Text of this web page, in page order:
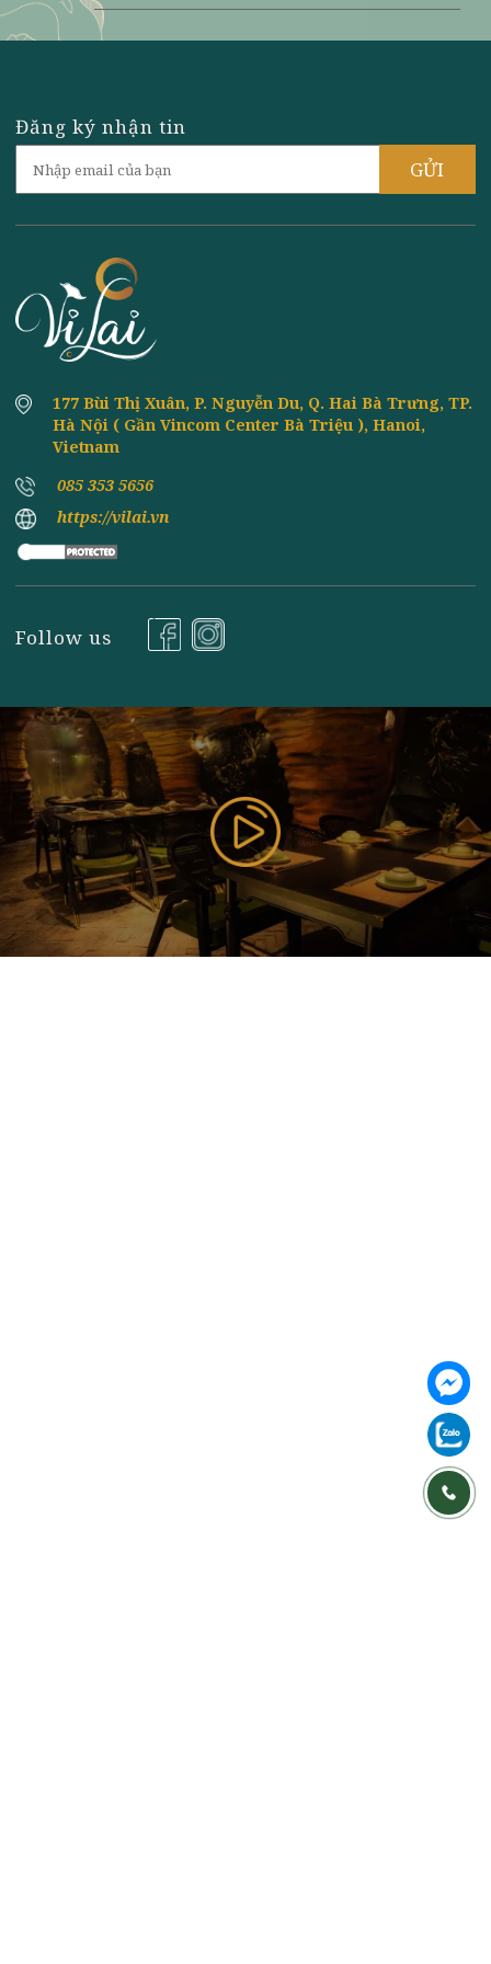
8th
June
ĂN CHAY CÓ ĐƯỢC ĂN TRỨNG GÀ CÔNG
NGHIỆP HAY TRỨNG VỊT KHÔNG?
CỬA HÀNG, SIÊU THỊ BÁN ĐỒ CHAY Ở HÀ
NỘI UY TÍN NHẤT
8th
June
TOP 4 CÁCH LÀM NỘM HOA CHUỐI CHAY
NGON NHẤT - ĂN LÀ GHIỀN
8th
June
CÁCH LÀM CHẢ GIÒ CHAY ĐẬU XANH
THƠM NGON - ĐẶC BIỆT
177 Bùi Thị Xuân, P. Nguyễn Du, Q. Hai Bà Trưng,
Hà Nội ( Gần Vincom Center Bà Triệu ), Hanoi,
Vietnam